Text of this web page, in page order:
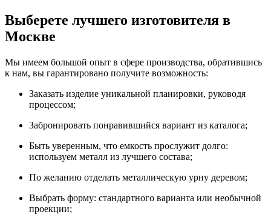
Выберете лучшего изготовителя в
Москве
Мы имеем большой опыт в сфере производства, обратившись
к нам, вы гарантировано получите возможность:
Заказать изделие уникальной планировки, руководя
процессом;
Забронировать понравившийся вариант из каталога;
Быть уверенным, что емкость прослужит долго:
используем металл из лучшего состава;
По желанию отделать металлическую урну деревом;
Выбрать форму: стандартного варианта или необычной
проекции;